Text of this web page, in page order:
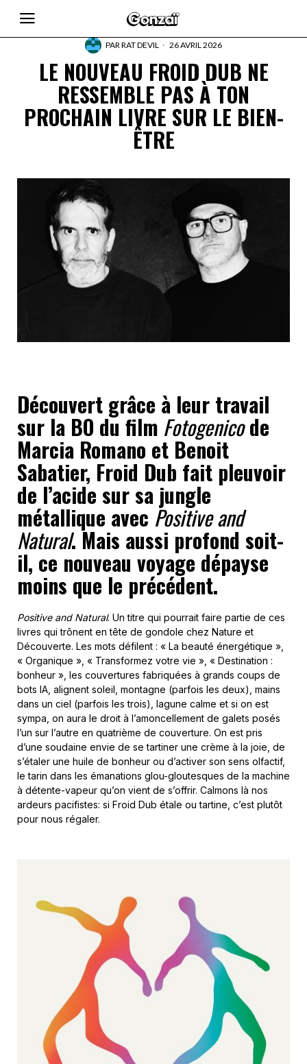
PARRAT DEVIL 26 AVRIL 2026
LE NOUVEAU FROID DUB NE
RESSEMBLE PAS À TON
PROCHAIN LIVRE SUR LE BIEN-
ÊTRE
Découvert grâce à leur travail
sur la BO du film Fotogenicode
Marcia Romano et Benoit
Sabatier, Froid Dub fait pleuvoir
de l’acide sur sa jungle
métallique avec Positive and
Natural. Mais aussi profond soit-
il, ce nouveau voyage dépayse
moins que le précédent.
Positive and Natural. Un titre qui pourrait faire partie de ces
livres qui trônent en tête de gondole chez Nature et
Découverte. Les mots défilent : « La beauté énergétique »,
« Organique », « Transformez votre vie », « Destination :
bonheur », les couvertures fabriquées à grands coups de
bots IA, alignent soleil, montagne (parfois les deux), mains
dans un ciel (parfois les trois), lagune calme et si on est
sympa, on aura le droit à l’amoncellement de galets posés
l’un sur l’autre en quatrième de couverture. On est pris
d’une soudaine envie de se tartiner une crème à la joie, de
s’étaler une huile de bonheur ou d’activer son sens olfactif,
le tarin dans les émanations glou-gloutesques de la machine
à détente-vapeur qu’on vient de s’offrir. Calmons là nos
ardeurs pacifistes: si Froid Dub étale ou tartine, c’est plutôt
pour nous régaler.